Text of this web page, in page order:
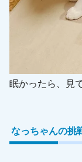
眠かったら、見
なっちゃんの挑